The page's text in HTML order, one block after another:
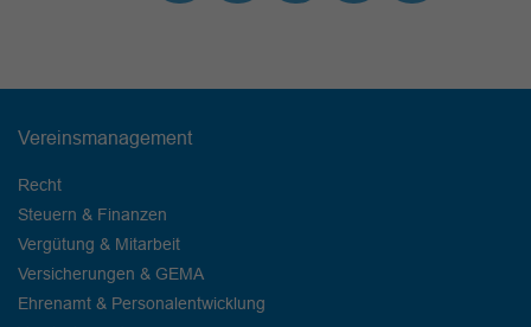
Vereinsmanagement
Recht
Steuern & Finanzen
Vergütung & Mitarbeit
Versicherungen & GEMA
Ehrenamt & Personalentwicklung